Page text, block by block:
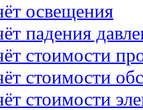
освещения
падения
стоимости
стоимости
стоимости